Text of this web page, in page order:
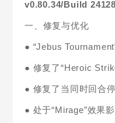
v0.80.34/Build
一、修复与优化
● “Jebus
● 修复了“Heroic
● 修复了当同时回合
● 处于“Mirage”效果